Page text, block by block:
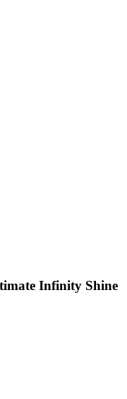
Infinity Shine